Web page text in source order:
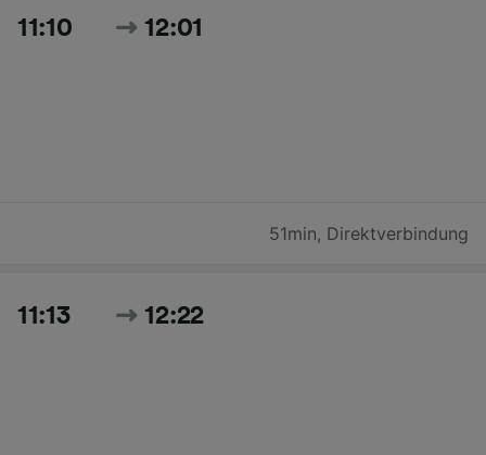
11:10 12:01
51min, Direktverbindung
11:13 12:22